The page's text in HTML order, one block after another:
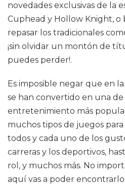
novedades exclusivas de la
Cuphead y Hollow Knight, o
repasar los tradicionales
¡sin olvidar un montón de
puedes perder!.
Es imposible negar que en
se han convertido en una de
entretenimiento más
muchos tipos de juegos
todos y cada uno de los
carreras y los deportivos,
rol, y muchos más. No
aquí vas a poder